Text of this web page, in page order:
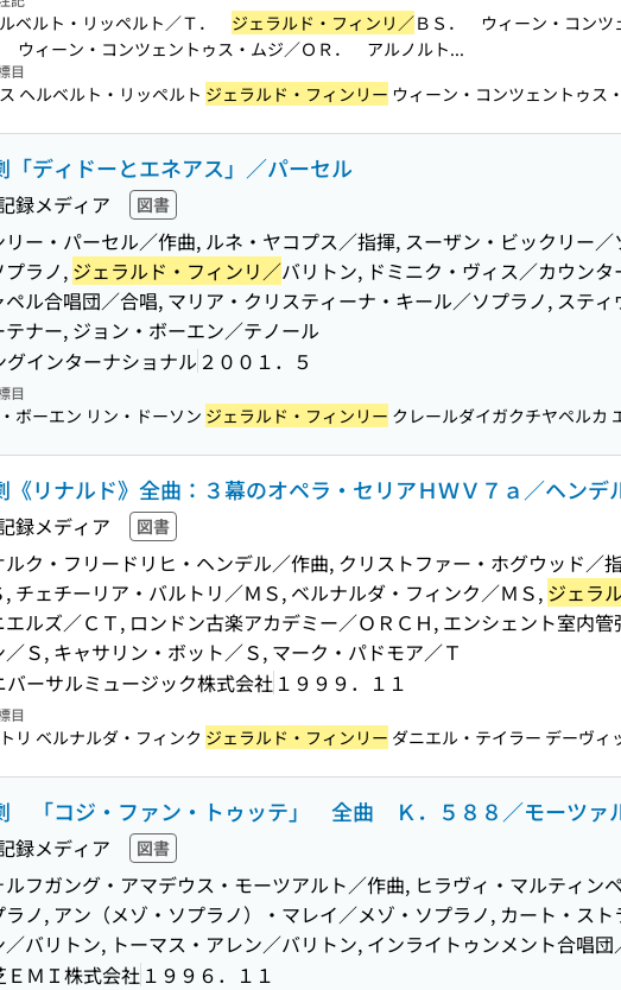
ベルト・リッペルト／Ｔ． ジェラルド・フィンリ／ＢＳ． ウィーン・コンツ
ウィーン・コンツェントゥス・ムジ／ＯＲ． アルノルト...
目
ヘルベルト・リッペルト ジェラルド・フィンリー ウィーン・コンツェントゥス
「ディドーとエネアス」／パーセル
録メディア 図書
リー・パーセル／作曲, ルネ・ヤコプス／指揮, スーザン・ビックリー
プラノ, ジェラルド・フィンリ／バリトン, ドミニク・ヴィス／カウン
ペル合唱団／合唱, マリア・クリスティーナ・キール／ソプラノ, ステ
テナー, ジョン・ボーエン／テノール
グインターナショナル ２００１．５
目
ボーエン リン・ドーソン ジェラルド・フィンリー クレールダイガクチヤペルカ
《リナルド》全曲：３幕のオペラ・セリアＨＷＶ７ａ／ヘンデ
録メディア 図書
ルク・フリードリヒ・ヘンデル／作曲, クリストファー・ホグウッド
, チェチーリア・バルトリ／ＭＳ, ベルナルダ・フィンク／ＭＳ, ジェラ
エルズ／ＣＴ, ロンドン古楽アカデミー／ＯＲＣＨ, エンシェント室内
／Ｓ, キャサリン・ボット／Ｓ, マーク・パドモア／Ｔ
バーサルミュージック株式会社 １９９９．１１
目
リ ベルナルダ・フィンク ジェラルド・フィンリー ダニエル・テイラー デーヴィ
「コジ・ファン・トゥッテ」 全曲 Ｋ．５８８／モーツァ
録メディア 図書
ルフガング・アマデウス・モーツアルト／作曲, ヒラヴィ・マルティン
ラノ, アン（メゾ・ソプラノ）・マレイ／メゾ・ソプラノ, カート・ス
／バリトン, トーマス・アレン／バリトン, インライトゥンメント合唱
ＥＭＩ株式会社 １９９６．１１